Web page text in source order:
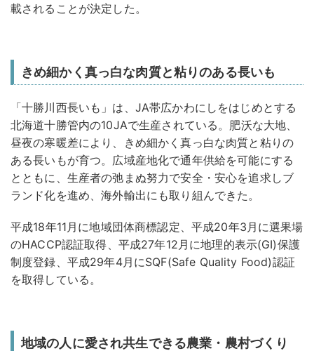
載されることが決定した。
きめ細かく真っ白な肉質と粘りのある長いも
「十勝川西長いも」は、JA帯広かわにしをはじめとする
北海道十勝管内の10JAで生産されている。肥沃な大地、
昼夜の寒暖差により、きめ細かく真っ白な肉質と粘りの
ある長いもが育つ。広域産地化で通年供給を可能にする
とともに、生産者の弛まぬ努力で安全・安心を追求しブ
ランド化を進め、海外輸出にも取り組んできた。
平成18年11月に地域団体商標認定、平成20年3月に選果場
のHACCP認証取得、平成27年12月に地理的表示(GI)保護
制度登録、平成29年4月にSQF(Safe Quality Food)認証
を取得している。
地域の人に愛され共生できる農業・農村づくり